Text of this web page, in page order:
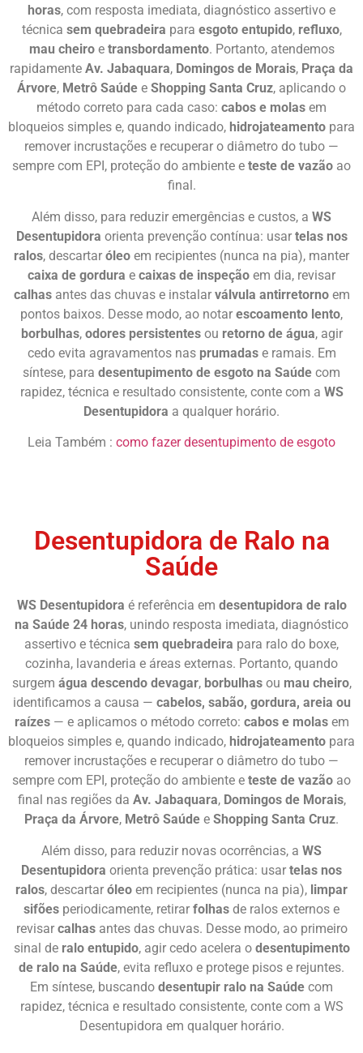
horas, com resposta imediata, diagnóstico assertivo e
técnica sem quebradeira para esgoto entupido, refluxo,
mau cheiroe transbordamento. Portanto, atendemos
rapidamente Av. Jabaquara, Domingos de Morais, Praça da
Árvore, Metrô Saúde e Shopping Santa Cruz, aplicando o
método correto para cada caso: cabos e molas em
bloqueios simples e, quando indicado, hidrojateamento para
remover incrustações e recuperar o diâmetro do tubo —
sempre com EPI, proteção do ambiente e teste de vazão ao
final.
Além disso, para reduzir emergências e custos, a WS
Desentupidora orienta prevenção contínua: usar telas nos
ralos, descartar óleo em recipientes (nunca na pia), manter
caixa de gordura e caixas de inspeção em dia, revisar
calhasantes das chuvas e instalar válvula antirretornoem
pontos baixos. Desse modo, ao notar escoamento lento,
borbulhas, odores persistentesou retorno de água, agir
cedo evita agravamentos nas prumadase ramais. Em
síntese, para desentupimento de esgoto na Saúde com
rapidez, técnica e resultado consistente, conte com a WS
Desentupidora a qualquer horário.
Leia Também : como fazer desentupimento de esgoto
Desentupidora de Ralo na
Saúde
WS Desentupidora é referência em desentupidora de ralo
na Saúde 24 horas, unindo resposta imediata, diagnóstico
assertivo e técnica sem quebradeira para ralo do boxe,
cozinha, lavanderia e áreas externas. Portanto, quando
surgem água descendo devagar, borbulhasou mau cheiro,
identificamos a causa — cabelos, sabão, gordura, areia ou
raízes— e aplicamos o método correto: cabos e molasem
bloqueios simples e, quando indicado, hidrojateamento para
remover incrustações e recuperar o diâmetro do tubo —
sempre com EPI, proteção do ambiente e teste de vazão ao
final nas regiões da Av. Jabaquara, Domingos de Morais,
Praça da Árvore, Metrô Saúde e Shopping Santa Cruz.
Além disso, para reduzir novas ocorrências, a WS
Desentupidora orienta prevenção prática: usar telas nos
ralos, descartar óleo em recipientes (nunca na pia), limpar
sifões periodicamente, retirar folhas de ralos externos e
revisar calhasantes das chuvas. Desse modo, ao primeiro
sinal de ralo entupido, agir cedo acelera o desentupimento
de ralo na Saúde, evita refluxo e protege pisos e rejuntes.
Em síntese, buscando desentupir ralo na Saúde com
rapidez, técnica e resultado consistente, conte com a WS
Desentupidora em qualquer horário.